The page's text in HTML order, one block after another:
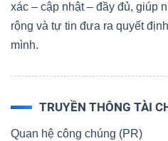
xác – cập nhật – đầy đủ, giúp
rộng và tự tin đưa ra quyết
mình.
TRUYỀN THÔNG TÀI
Quan hệ công chúng (PR)